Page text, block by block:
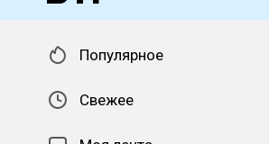
Популярное
Свежее